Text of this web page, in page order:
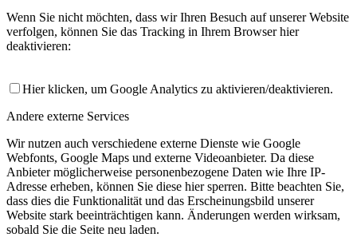
Wenn Sie nicht möchten, dass wir Ihren Besuch auf unserer Website
verfolgen, können Sie das Tracking in Ihrem Browser hier
deaktivieren:
Hier klicken, um Google Analytics zu aktivieren/deaktivieren.
Andere externe Services
Wir nutzen auch verschiedene externe Dienste wie Google
Webfonts, Google Maps und externe Videoanbieter. Da diese
Anbieter möglicherweise personenbezogene Daten wie Ihre IP-
Adresse erheben, können Sie diese hier sperren. Bitte beachten Sie,
dass dies die Funktionalität und das Erscheinungsbild unserer
Website stark beeinträchtigen kann. Änderungen werden wirksam,
sobald Sie die Seite neu laden.